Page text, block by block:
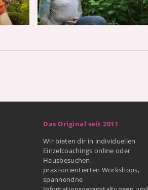
Das Original seit 2011
Wir bieten dir in individuellen
Einzelcoachings online oder
Hausbesuchen,
praxisorientierten Workshops,
spannendne